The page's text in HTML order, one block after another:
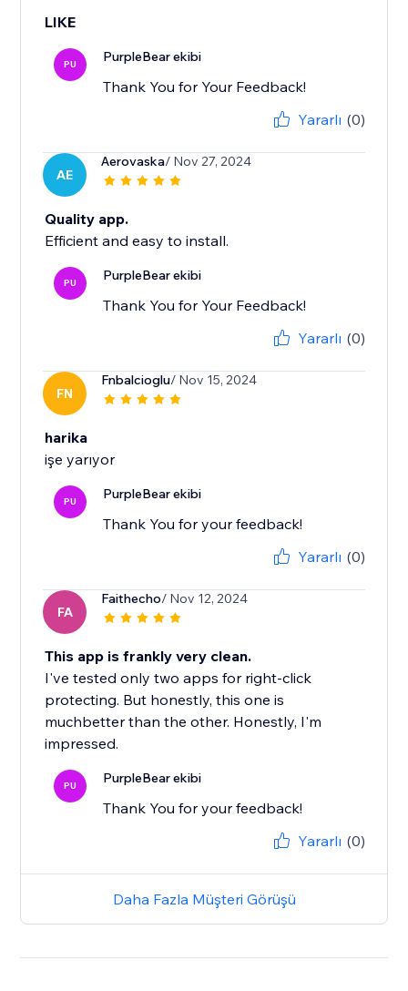
LIKE
PU PurpleBear ekibi
Thank You for Your Feedback!
Yararlı (0)
AE
Aerovaska/ Nov 27, 2024
Quality app.
Efficient and easy to install.
PU PurpleBear ekibi
Thank You for Your Feedback!
Yararlı (0)
FN
Fnbalcioglu/ Nov 15, 2024
harika
işe yarıyor
PU PurpleBear ekibi
Thank You for your feedback!
Yararlı (0)
FA
Faithecho/ Nov 12, 2024
This app is frankly very clean.
I've tested only two apps for right-click
protecting. But honestly, this one is
muchbetter than the other. Honestly, I'm
impressed.
PU PurpleBear ekibi
Thank You for your feedback!
Yararlı (0)
Daha Fazla Müşteri Görüşü